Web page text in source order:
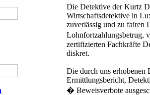
Die Detektive der Kurtz
Wirtschaftsdetektive in
zuverlässig und zu fairen
Lohnfortzahlungsbetrug,
zertifizierten Fachkräfte
diskret.
Die durch uns erhobenen
Ermittlungsbericht,
� Beweisverbote